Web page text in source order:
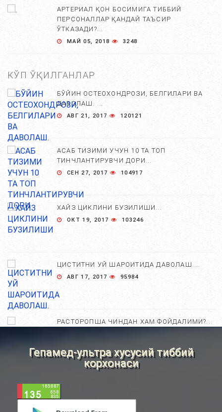
АРТЕРИАЛ ҚОН БОСИМИГА ТИББИЙ
ПЕРСОНАЛЛАР ҚАНДАЙ ТАЪСИР
ЎТКАЗАДИ?...
МАЙ 05, 2018 3248
КЎП ЎҚИЛГАНЛАР
БЎЙИН ОСТЕОХОНДРОЗИ, БЕЛГИЛАРИ ВА
ДАВОЛАШ. ...
АВГ 21, 2017 120121
АСАБ ТИЗИМИ УЧУН 10 ТА ТОП
ТИНЧЛАНТИРУВЧИ ДОРИ...
СЕН 27, 2017 104917
ХАЙЗ ЦИКЛИНИ БУЗИЛИШИ...
ОКТ 19, 2017 103246
ЦИСТИТНИ УЙ ШАРОИТИДА ДАВОЛАШ....
АВГ 17, 2017 95984
РАСТОРОПША ЧИНДАН ХАМ ФОЙДАЛИМИ?...
НОСТАНДАРТ УСУЛЛАРИ....
АВГ 22, 2017 83704
Гепамед-ультра хусусий тиббий
корхонаси